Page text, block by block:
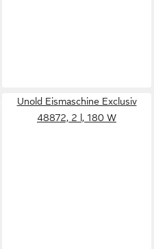
Unold Eismaschine Exclusiv
48872, 2 l, 180 W